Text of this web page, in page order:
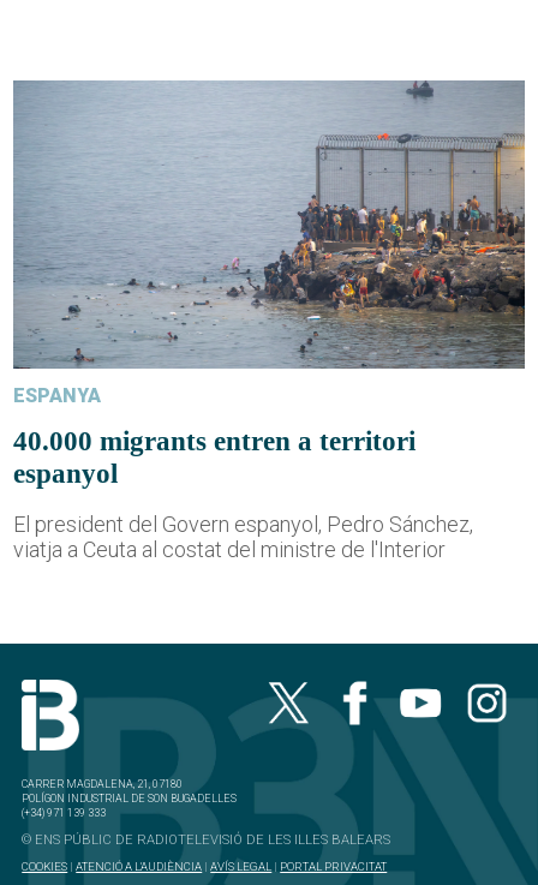
ESPANYA
40.000 migrants entren a territori
espanyol
El president del Govern espanyol, Pedro Sánchez,
viatja a Ceuta al costat del ministre de l'Interior
CARRER MAGDALENA, 21, 07180
POLÍGON INDUSTRIAL DE SON BUGADELLES
(+34) 971 139 333
© ENS PÚBLIC DE RADIOTELEVISIÓ DE LES ILLES BALEARS
COOKIES |ATENCIÓ A L'AUDIÈNCIA |AVÍS LEGAL | PORTAL PRIVACITAT